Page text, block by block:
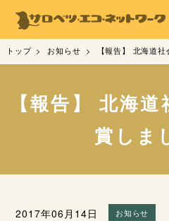
トップ お知らせ 【報告】 北海道
【報告】 北海
賞しま
2017年06月14日 お知らせ